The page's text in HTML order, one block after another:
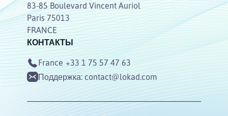
83-85 Boulevard Vincent Auriol
Paris 75013
FRANCE
КОНТАКТЫ
France +33 1 75 57 47 63
Поддержка: contact@lokad.com